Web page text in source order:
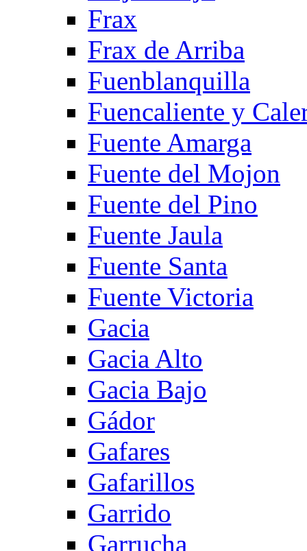
Frax
Frax de Arriba
Fuenblanquilla
Fuencaliente y
Fuente Amarga
Fuente del Mojon
Fuente del Pino
Fuente Jaula
Fuente Santa
Fuente Victoria
Gacia
Gacia Alto
Gacia Bajo
Gádor
Gafares
Gafarillos
Garrido
Garrucha